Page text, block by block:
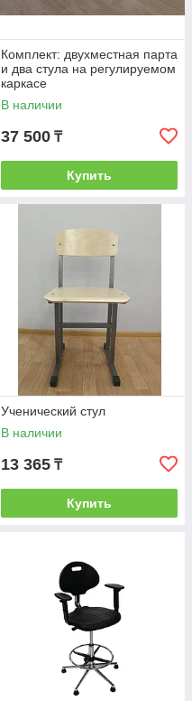
Комплект: двухместная парта
и два стула на регулируемом
каркасе
В наличии
37 500 ₸
Купить
Ученический стул
В наличии
13 365 ₸
Купить